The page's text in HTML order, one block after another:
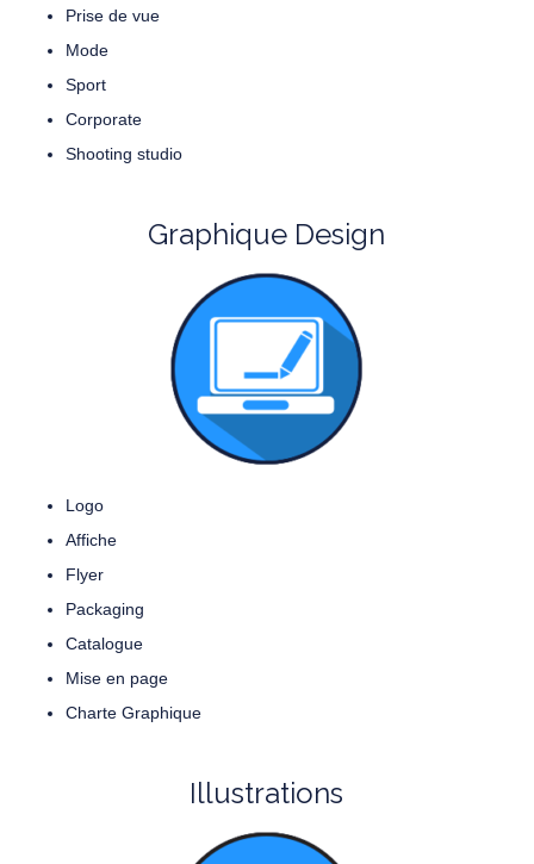
Prise de vue
Mode
Sport
Corporate
Shooting studio
Graphique Design
Logo
Affiche
Flyer
Packaging
Catalogue
Mise en page
Charte Graphique
Illustrations